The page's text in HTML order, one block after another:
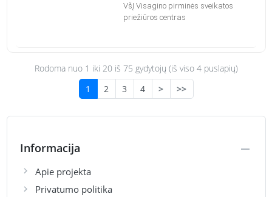
VšĮ Visagino pirminės sveikatos
priežiūros centras
Rodoma nuo 1 iki 20iš 75 gydytojų (iš viso 4 puslapių)
1
2 3 4 > >>
Informacija
Apie projekta
Privatumo politika